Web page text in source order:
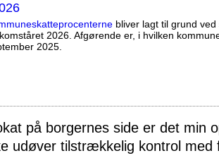
bliver lagt til grund
2026. Afgørende er, i hvilken
2025.
på borgernes side er det min
udøver tilstrækkelig kontrol med